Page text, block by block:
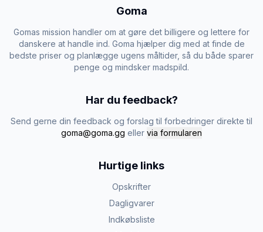
Goma
Gomas mission handler om at gøre det billigere og lettere for
danskere at handle ind. Goma hjælper dig med at finde de
bedste priser og planlægge ugens måltider, så du både sparer
penge og mindsker madspild.
Har du feedback?
Send gerne din feedback og forslag til forbedringer direkte til
goma@goma.gg eller via formularen
Hurtige links
Opskrifter
Dagligvarer
Indkøbsliste